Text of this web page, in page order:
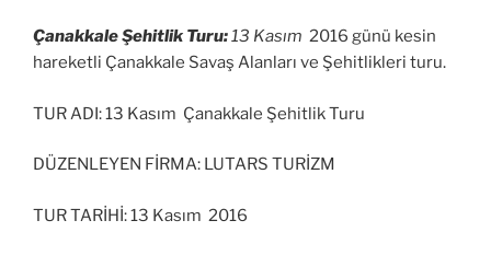
Çanakkale Şehitlik Turu:13 Kasım 2016 günü kesin
hareketli Çanakkale Savaş Alanları ve Şehitlikleri turu.
TUR ADI: 13 Kasım Çanakkale Şehitlik Turu
DÜZENLEYEN FİRMA: LUTARS TURİZM
TUR TARİHİ: 13 Kasım 2016